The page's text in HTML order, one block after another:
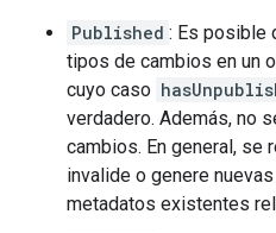
Published : Es posible
tipos de cambios en un
cuyo caso
verdadero. Además, no
cambios. En general, se
invalide o genere
metadatos existentes